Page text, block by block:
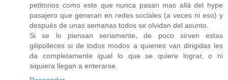
petitorios como este que nunca pasan mas allá del hype
pasajero que generan en redes sociales (a veces ni eso) y
después de unas semanas todos se olvidan del asunto.
Si se lo piensan seriamente, de poco sirven estas
gilipolleces si de todos modos a quienes van dirigidas les
da completamente igual lo que se quiere lograr, o ni
siquiera llegan a enterarse.